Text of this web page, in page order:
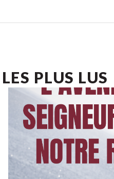
PLUS LUS